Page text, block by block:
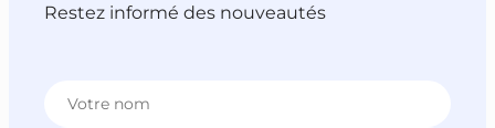
Restez informé des nouveautés